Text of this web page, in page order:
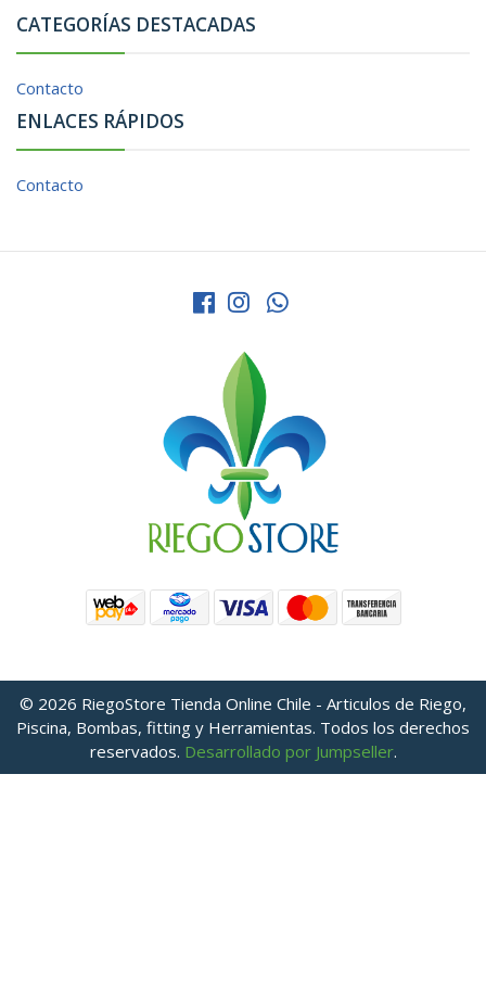
CATEGORÍAS DESTACADAS
Contacto
ENLACES RÁPIDOS
Contacto
© 2026 RiegoStore Tienda Online Chile - Articulos de Riego,
Piscina, Bombas, fitting y Herramientas. Todos los derechos
reservados. Desarrollado por Jumpseller.